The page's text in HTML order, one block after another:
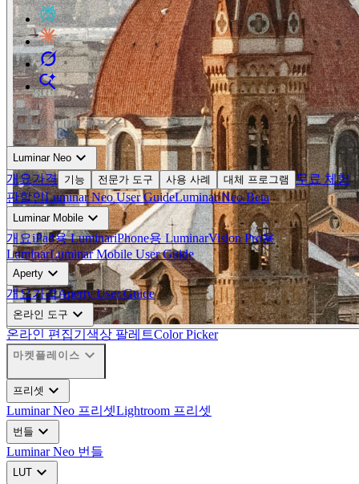
SKYLUM 제품expand_more
Luminar Neo expand_more
개요가격 기능 전문가 도구 사용 사례 대체 프로그램
무료 체험
판할인Luminar Neo User GuideLuminar Neo Beta
Luminar Mobile expand_more
개요iPad용 LuminariPhone용 LuminarVision Pro용
LuminarLuminar Mobile User Guide
Aperty expand_more
개요가격Aperty User Guide
온라인 도구 expand_more
온라인 편집기 색상 팔레트Color Picker
마켓플레이스 expand_more
프리셋 expand_more
Luminar Neo 프리셋Lightroom 프리셋
번들 expand_more
Luminar Neo 번들
LUT expand_more